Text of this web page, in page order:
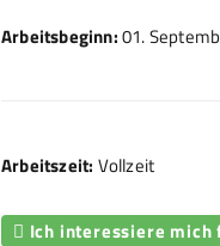
Arbeitsbeginn:01.
Arbeitszeit: Vollzeit
 Ich interessiere